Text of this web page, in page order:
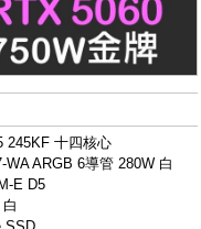
245KF 十四核心
ARGB 6導管 280W 白
E D5